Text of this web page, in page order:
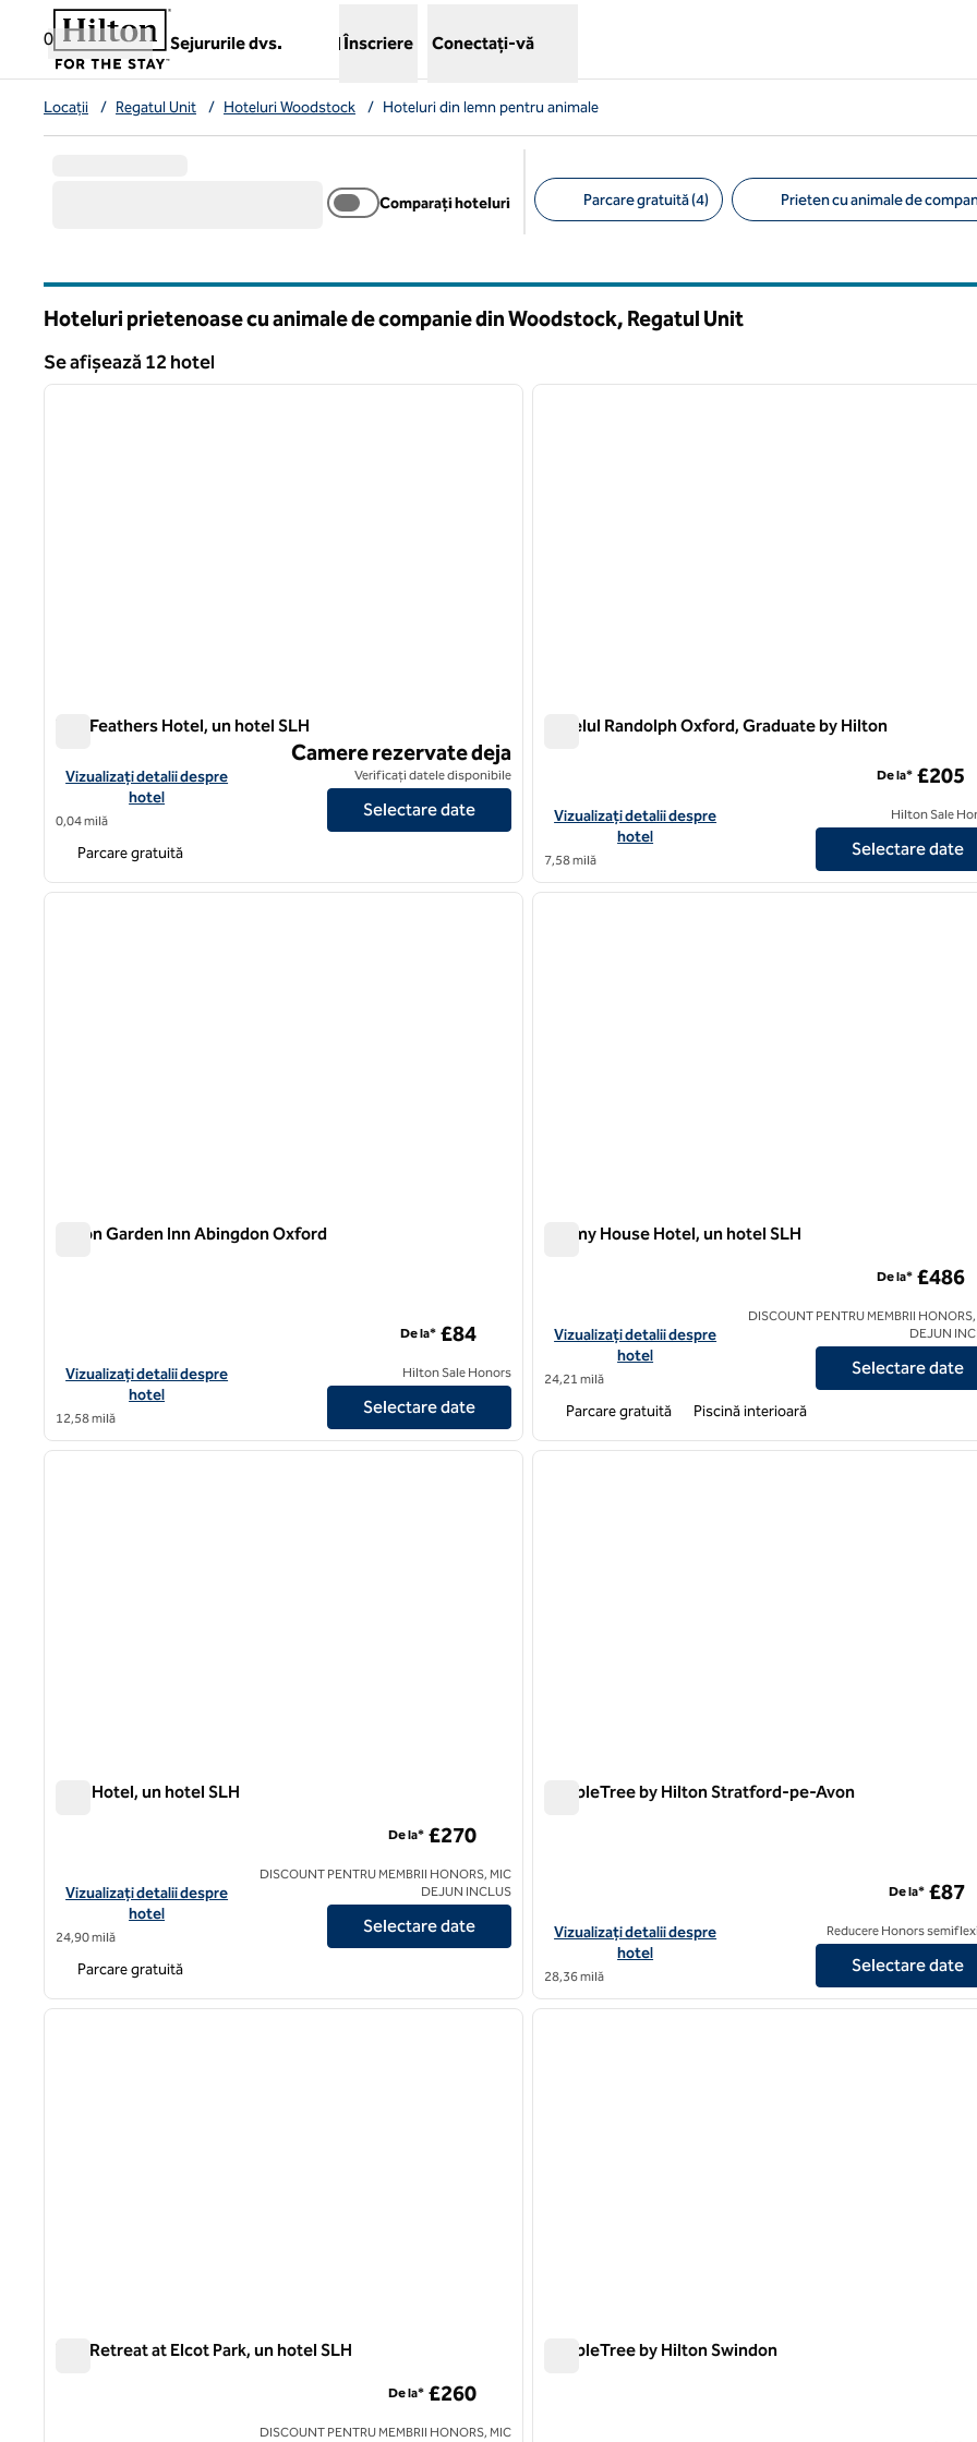
Salt la conținut
0
Sejururile dvs.
,deschide o filă nouă
Înscriere Conectați-vă
Locații / Regatul Unit / Hoteluri Woodstock / Hoteluri din lemn pentru animale
Comparați hoteluri Parcare gratuită (4) Prieten cu animale de
Hoteluri prietenoase cu animale de companie din Woodstock, Regatul Unit
Se afișează 12 hotel
Se afișează 12 hotel
1 din 12
imaginea următoare
The Feathers Hotel, un hotel SLH
The Feathers Hotel, un hotel SLH
Vizualizați detaliile hotelului pentru The Feathers Hotel, un hotel SLH
Vizualizați detalii despre
hotel
0,04 milă
Camere rezervate deja
Verificați datele disponibile
Selectare date
Parcare gratuită
1 din 12
Hotelul Randolph Oxford, Graduate by Hilton
Vizualizați detaliile hotelului The Randolph Hotel Oxford,
Vizualizați detalii despre
hotel
7,58 milă
De la* £205
Hilton Sale
Selectare date
1 din 12
imaginea următoare
Hilton Garden Inn Abingdon Oxford
Vizualizați detaliile hotelului Hilton Garden Inn Abingdon Oxford
Vizualizați detalii despre
hotel
12,58 milă
De la* £84
Hilton Sale Honors
Selectare date
1
1 din 12
Dormy House Hotel, un hotel SLH
Vizualizați detaliile hotelului Dormy House Hotel, un hotel SLH
Vizualizați detalii despre
hotel
24,21 milă
De la* £486
DISCOUNT PENTRU MEMBRII
DEJUN
Selectare date
Parcare gratuită Piscină interioară
1/12
1 din 12
imaginea următoare
Fish Hotel, un hotel SLH
Vizualizați detaliile hotelului The Fish Hotel, un hotel SLH
Vizualizați detalii despre
hotel
24,90 milă
De la* £270
DISCOUNT PENTRU MEMBRII HONORS, MIC
DEJUN INCLUS
Selectare date
Parcare gratuită
1 din 12
DoubleTree by Hilton Stratford-pe-Avon
Vizualizați detaliile hotelului DoubleTree by Hilton Stratford-up-
Vizualizați detalii despre
hotel
28,36 milă
De la* £87
Reducere Honors
Selectare date
1 din 10
imaginea următoare
The Retreat at Elcot Park, un hotel SLH
De la* £260
DISCOUNT PENTRU MEMBRII HONORS, MIC
1
1 din 12
DoubleTree by Hilton Swindon